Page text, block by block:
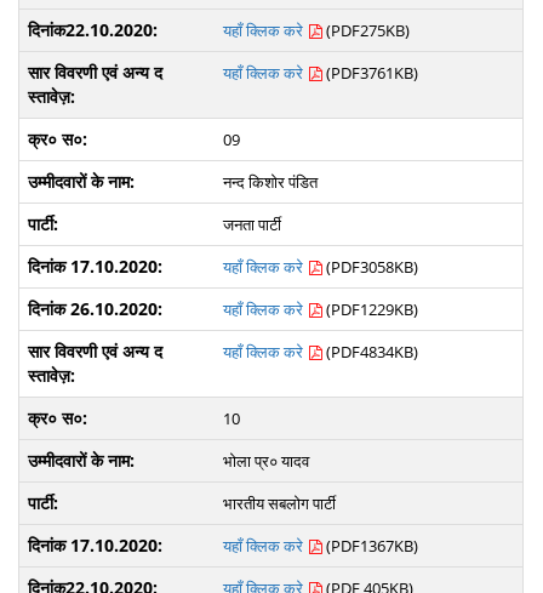
यहाँ क्लिक करे
(PDF275KB)
यहाँ क्लिक करे
(PDF3761KB)
09
नन्द किशोर पंडित
जनता पार्टी
यहाँ क्लिक करे
(PDF3058KB)
यहाँ क्लिक करे
(PDF1229KB)
यहाँ क्लिक करे
(PDF4834KB)
10
भोला प्र० यादव
भारतीय सबलोग पार्टी
यहाँ क्लिक करे
(PDF1367KB)
यहाँ क्लिक करे
(PDF 405KB)